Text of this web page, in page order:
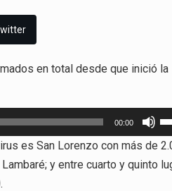
en total desde que inició la
00:00
de
es San Lorenzo con más de
y entre cuarto y quinto